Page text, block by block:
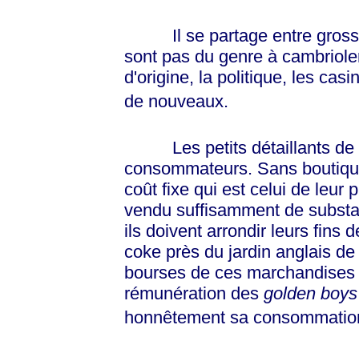
Il se partage entre
sont pas du genre à
d'origine, la politique, les
de nouveaux.
Les petits détaillants de la
consommateurs. Sans
coût fixe qui est celui de leur
vendu suffisamment de
ils doivent arrondir leurs fins
coke près du jardin anglais
bourses de ces
rémunération des golden
honnêtement sa